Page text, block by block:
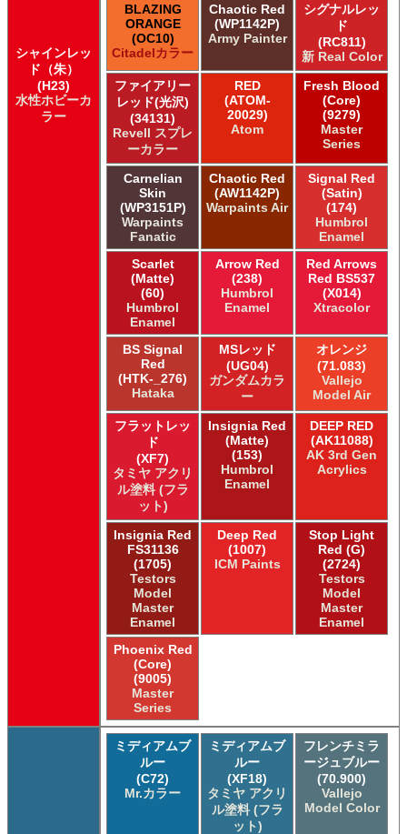
シャインレッ
ド（朱）
(H23)
水性ホビーカ
ラー
BLAZING
ORANGE
(OC10)
Citadelカラー
Chaotic Red
(WP1142P)
Army Painter
シグナルレッ
ド
(RC811)
新 Real Color
ファイアリー
レッド(光沢)
(34131)
Revell スプレ
ーカラー
RED
(ATOM-
20029)
Atom
Fresh Blood
(Core)
(9279)
Master
Series
Carnelian
Skin
(WP3151P)
Warpaints
Fanatic
Chaotic Red
(AW1142P)
Warpaints Air
Signal Red
(Satin)
(174)
Humbrol
Enamel
Scarlet
(Matte)
(60)
Humbrol
Enamel
Arrow Red
(238)
Humbrol
Enamel
Red Arrows
Red BS537
(X014)
Xtracolor
BS Signal
Red
(HTK-_276)
Hataka
MSレッド
(UG04)
ガンダムカラ
ー
オレンジ
(71.083)
Vallejo
Model Air
フラットレッ
ド
(XF7)
タミヤ アクリ
ル塗料 (フラ
ット)
Insignia Red
(Matte)
(153)
Humbrol
Enamel
DEEP RED
(AK11088)
AK 3rd Gen
Acrylics
Insignia Red
FS31136
(1705)
Testors
Model
Master
Enamel
Deep Red
(1007)
ICM Paints
Stop Light
Red (G)
(2724)
Testors
Model
Master
Enamel
Phoenix Red
(Core)
(9005)
Master
Series
ミディアムブ
ルー
(C72)
Mr.カラー
ミディアムブ
ルー
(XF18)
タミヤ アクリ
ル塗料 (フラ
ット)
フレンチミラ
ージュブルー
(70.900)
Vallejo
Model Color